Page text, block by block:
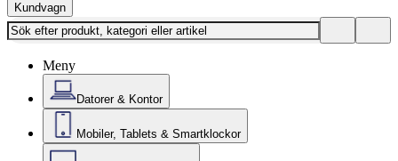
Kundvagn
Meny
Datorer & Kontor
Mobiler, Tablets & Smartklockor